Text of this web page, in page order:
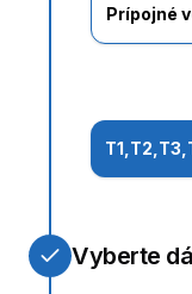
Prípojné
Vyberte